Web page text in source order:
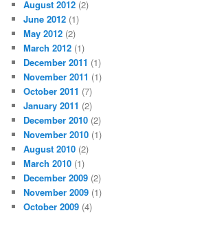
August 2012 (2)
June 2012 (1)
May 2012 (2)
March 2012 (1)
December 2011 (1)
November 2011 (1)
October 2011 (7)
January 2011 (2)
December 2010 (2)
November 2010 (1)
August 2010 (2)
March 2010 (1)
December 2009 (2)
November 2009 (1)
October 2009 (4)